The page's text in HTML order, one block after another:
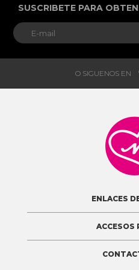
SUSCRIBETE PARA
O SIGUENOS EN
ENLACES
ACCESOS